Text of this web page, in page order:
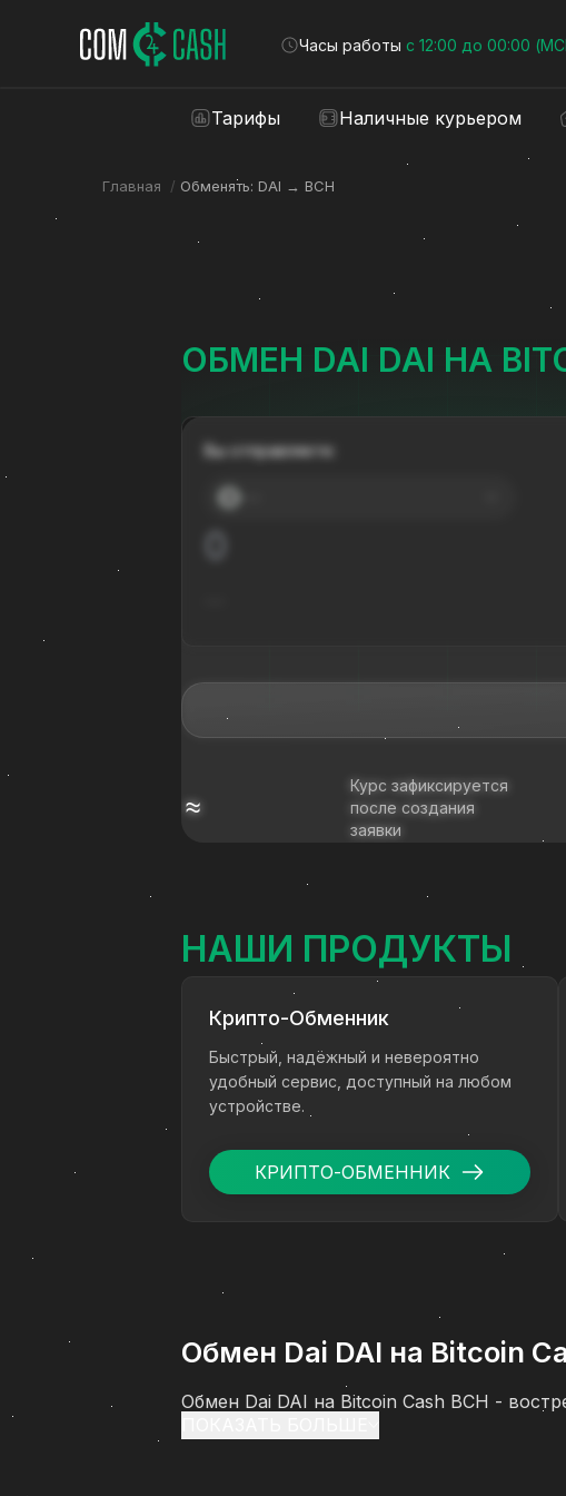
Часы работы с 12:00 до 00:00
Тарифы Наличные курьером
Главная / Обменять: DAI → BCH
ОБМЕН DAI DAI НА
Вы отправляете:
≈
Курс зафиксируется
после создания
заявки
НАШИ ПРОДУКТЫ
Крипто-Обменник
Быстрый, надёжный и невероятно
удобный сервис, доступный на любом
устройстве.
КРИПТО-ОБМЕННИК
Обмен Dai DAI на Bitcoin
Обмен Dai DAI на Bitcoin Cash BCH -